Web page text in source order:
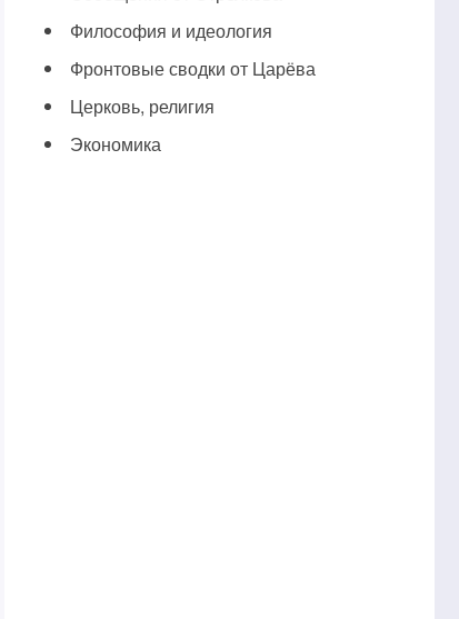
Философия и идеология
Фронтовые сводки от Царёва
Церковь, религия
Экономика